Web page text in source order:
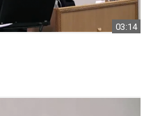
03:14